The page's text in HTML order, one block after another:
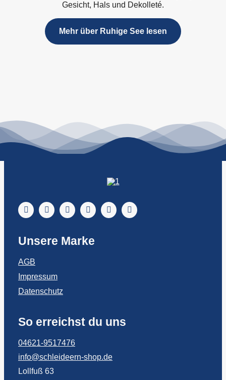
Gesicht, Hals und Dekolleté.
Mehr über Ruhige See lesen
Unsere Marke
AGB
Impressum
Datenschutz
So erreichst du uns
04621-9517476
info@schleideern-shop.de
Lollfuß 63